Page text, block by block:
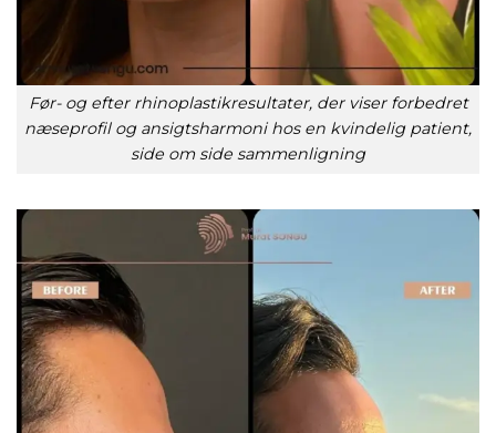
Før- og efter rhinoplastikresultater, der viser forbedret
næseprofil og ansigtsharmoni hos en kvindelig patient,
side om side sammenligning